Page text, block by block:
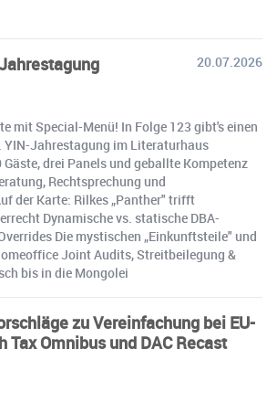
20.07.2026
mit Special-Menü! In Folge 123 gibt's einen
YIN-Jahrestagung im Literaturhaus
drei Panels und geballte Kompetenz
Rechtsprechung und
der Karte: Rilkes „Panther" trifft
Dynamische vs. statische DBA-
Die mystischen „Einkunftsteile" und
Joint Audits, Streitbeilegung &
bis in die Mongolei
zu Vereinfachung bei EU-
Tax Omnibus und DAC Recast